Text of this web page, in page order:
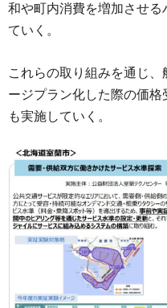
和や町内消費を増加させ
ていく。
これらの取り組みを通じ
ージプラン化した際の価
も実施していく。